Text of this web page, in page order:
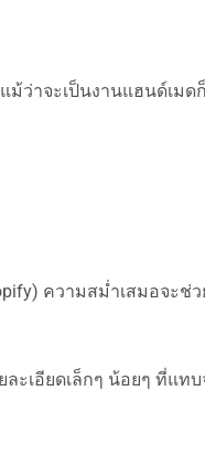
ว่าจะเป็นงานแฮนด์เมด
ความสม่ำเสมอจะ
เอียดเล็กๆ น้อยๆ ที่แทบ